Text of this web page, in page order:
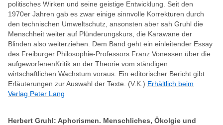
politisches Wirken und seine geistige Entwicklung. Seit den
1970er Jahren gab es zwar einige sinnvolle Korrekturen durch
den technischen Umweltschutz, ansonsten aber sah Gruhl die
Menschheit weiter auf Plünderungskurs, die Karawane der
Blinden also weiterziehen. Dem Band geht ein einleitender Essay
des Freiburger Philosophie-Professors Franz Vonessen über die
aufgeworfenenKritik an der Theorie vom ständigen
wirtschaftlichen Wachstum voraus. Ein editorischer Bericht gibt
Erläuterungen zur Auswahl der Texte. (V.K.) Erhältlich beim
Verlag Peter Lang
Herbert Gruhl: Aphorismen. Menschliches, Ökolgie und